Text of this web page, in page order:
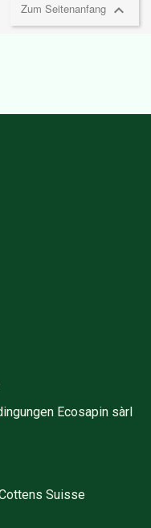
Zum Seitenanfang 
Ecosapin sàrl
Suisse